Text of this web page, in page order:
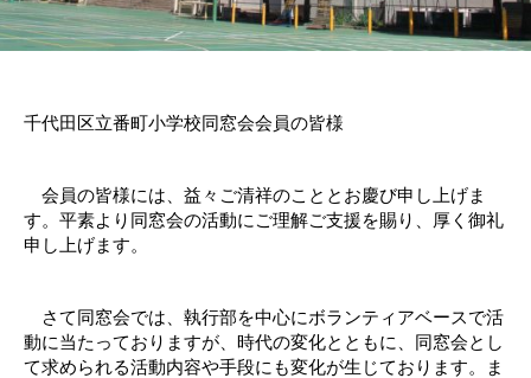
千代田区立番町小学校同窓会会員の皆様
会員の皆様には、益々ご清祥のこととお慶び申し上げま
す。平素より同窓会の活動にご理解ご支援を賜り、厚く御礼
申し上げます。
さて同窓会では、執行部を中心にボランティアベースで活
動に当たっておりますが、時代の変化とともに、同窓会とし
て求められる活動内容や手段にも変化が生じております。ま